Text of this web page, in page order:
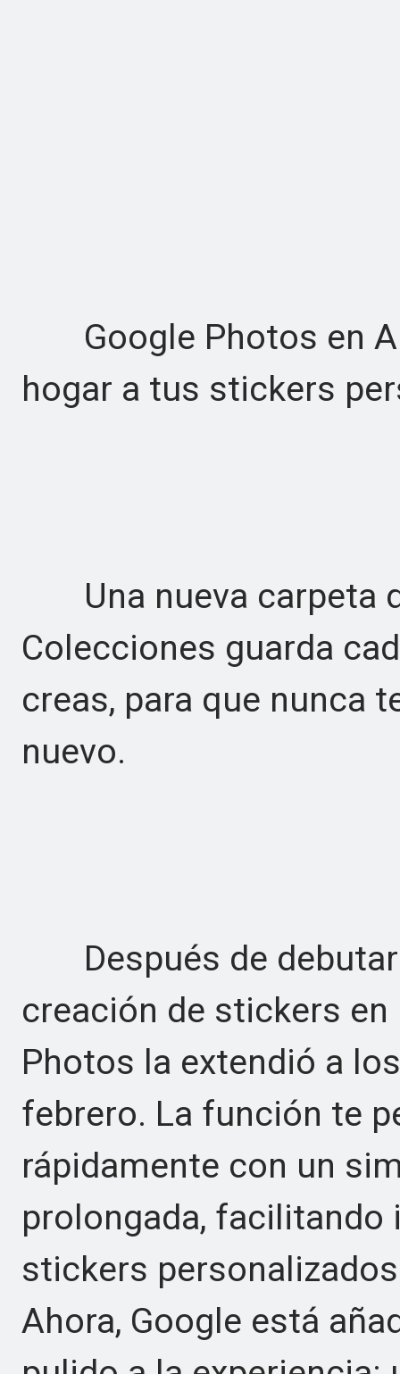
Google Photos en
hogar a tus stickers
Una nueva carpeta
Colecciones guarda
creas, para que nunca
nuevo.
Después de debutar
creación de stickers en
Photos la extendió a
febrero. La función te
rápidamente con un
prolongada,
stickers
Ahora, Google está